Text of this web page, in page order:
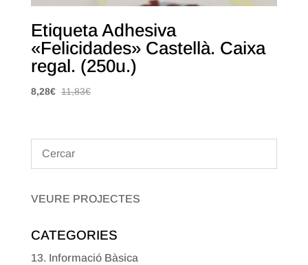
Etiqueta Adhesiva
«Felicidades» Castellà. Caixa
regal. (250u.)
8,28€ 11,83€
VEURE PROJECTES
CATEGORIES
13. Informació Bàsica